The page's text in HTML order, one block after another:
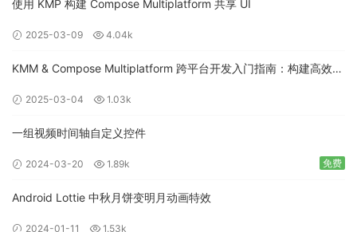
使用 KMP 构建 Compose Multiplatform 共享 UI
2025-03-09 4.04k
KMM & Compose Multiplatform 跨平台开发入门指南：构建高效的
2025-03-04 1.03k
一组视频时间轴自定义控件
2024-03-20 1.89k 免费
Android Lottie 中秋月饼变明月动画特效
2024-01-11 1.53k